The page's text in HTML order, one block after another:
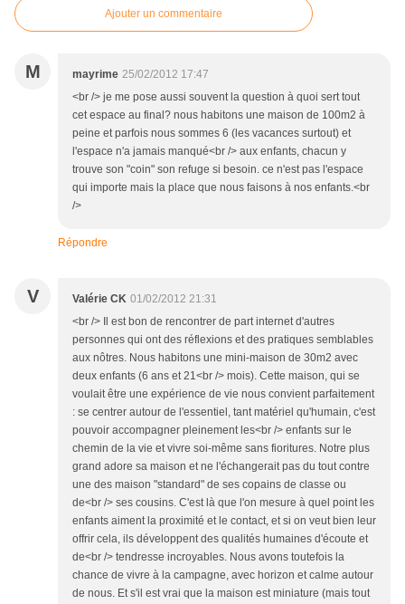
Ajouter un commentaire
M mayrime 25/02/2012 17:47
<br /> je me pose aussi souvent la question à quoi sert tout
cet espace au final? nous habitons une maison de 100m2 à
peine et parfois nous sommes 6 (les vacances surtout) et
l'espace n'a jamais manqué<br /> aux enfants, chacun y
trouve son "coin" son refuge si besoin. ce n'est pas l'espace
qui importe mais la place que nous faisons à nos enfants.<br
/>
Répondre
V Valérie CK 01/02/2012 21:31
<br /> Il est bon de rencontrer de part internet d'autres
personnes qui ont des réflexions et des pratiques semblables
aux nôtres. Nous habitons une mini-maison de 30m2 avec
deux enfants (6 ans et 21<br /> mois). Cette maison, qui se
voulait être une expérience de vie nous convient parfaitement
: se centrer autour de l'essentiel, tant matériel qu'humain, c'est
pouvoir accompagner pleinement les<br /> enfants sur le
chemin de la vie et vivre soi-même sans fioritures. Notre plus
grand adore sa maison et ne l'échangerait pas du tout contre
une des maison "standard" de ses copains de classe ou
de<br /> ses cousins. C'est là que l'on mesure à quel point les
enfants aiment la proximité et le contact, et si on veut bien leur
offrir cela, ils développent des qualités humaines d'écoute et
de<br /> tendresse incroyables. Nous avons toutefois la
chance de vivre à la campagne, avec horizon et calme autour
de nous. Et s'il est vrai que la maison est miniature (mais tout